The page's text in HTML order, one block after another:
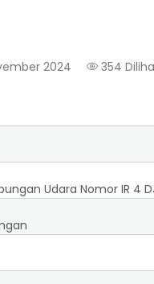
2024 354
Udara Nomor IR 4